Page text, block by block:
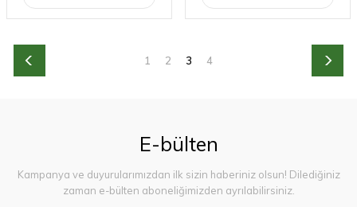
1 2 3 4
E-bülten
Kampanya ve duyurularımızdan ilk sizin haberiniz olsun! Dilediğiniz
zaman e-bülten aboneliğimizden ayrılabilirsiniz.